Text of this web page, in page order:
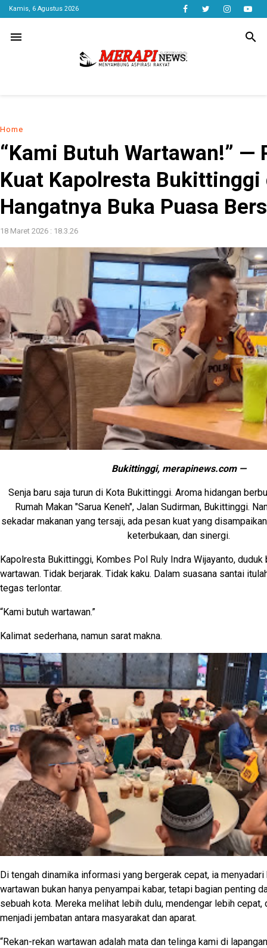
Kamis, 6 Agustus 2026
menu search
Home
“Kami Butuh Wartawan!” —
Kuat Kapolresta Bukittinggi
Hangatnya Buka Puasa
18 Maret 2026 : 18.3.26
Bukittinggi, merapinews.com —
Senja baru saja turun di Kota Bukittinggi. Aroma hidangan
Rumah Makan "Sarua Keneh", Jalan Sudirman, Bukittinggi.
sekadar makanan yang tersaji, ada pesan kuat yang
keterbukaan, dan sinergi.
Kapolresta Bukittinggi, Kombes Pol Ruly Indra Wijayanto, duduk
wartawan. Tidak berjarak. Tidak kaku. Dalam suasana santai
tegas terlontar.
“Kami butuh wartawan.”
Kalimat sederhana, namun sarat makna.
Di tengah dinamika informasi yang bergerak cepat, ia
wartawan bukan hanya penyampai kabar, tetapi bagian penting
sebuah kota. Mereka melihat lebih dulu, mendengar lebih cepat,
menjadi jembatan antara masyarakat dan aparat.
“Rekan-rekan wartawan adalah mata dan telinga kami di